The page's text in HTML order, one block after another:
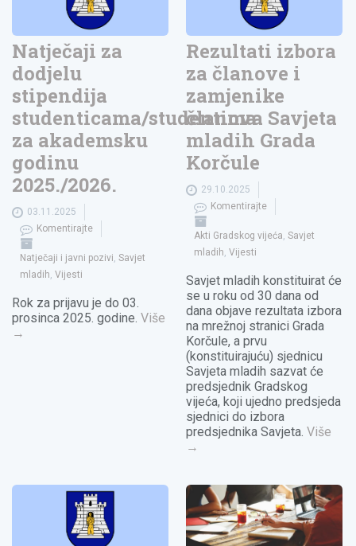
Natječaji za
dodjelu
stipendija
studenticama/studentima
za akademsku
godinu
2025./2026.
03.11.2025
Komentirajte
Natječaji i javni pozivi, Savjet
mladih, Vijesti
Rok za prijavu je do 03.
prosinca 2025. godine. Više
→
Rezultati izbora
za članove i
zamjenike
članova Savjeta
mladih Grada
Korčule
29.10.2025
Komentirajte
Akti Gradskog vijeća,Savjet
mladih,Vijesti
Savjet mladih konstituirat će
se u roku od 30 dana od
dana objave rezultata izbora
na mrežnoj stranici Grada
Korčule, a prvu
(konstituirajuću) sjednicu
Savjeta mladih sazvat će
predsjednik Gradskog
vijeća, koji ujedno predsjeda
sjednici do izbora
predsjednika Savjeta.Više
→